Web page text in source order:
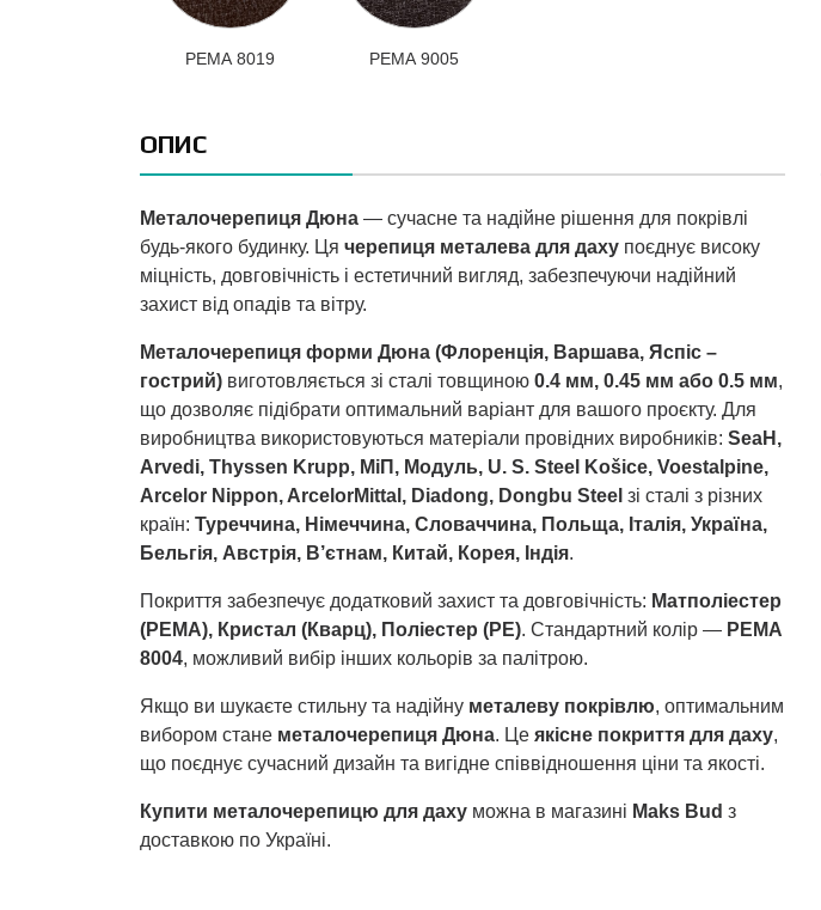
РЕМА 8019 РЕМА 9005
ОПИС
Металочерепиця Дюна — сучасне та надійне рішення для покрівлі
будь-якого будинку. Ця черепиця металевa для даху поєднує високу
міцність, довговічність і естетичний вигляд, забезпечуючи надійний
захист від опадів та вітру.
Металочерепиця форми Дюна (Флоренція, Варшава, Яспіс –
гострий) виготовляється зі сталі товщиною 0.4 мм, 0.45 мм або 0.5 мм,
що дозволяє підібрати оптимальний варіант для вашого проєкту. Для
виробництва використовуються матеріали провідних виробників: SeaH,
Arvedi, Thyssen Krupp, МіП, Модуль, U. S. Steel Košice, Voestalpine,
Arcelor Nippon, ArcelorMittal, Diadong, Dongbu Steel зі сталі з різних
країн: Туреччина, Німеччина, Словаччина, Польща, Італія, Україна,
Бельгія, Австрія, В’єтнам, Китай, Корея, Індія.
Покриття забезпечує додатковий захист та довговічність: Матполіестер
(PEMA), Кристал (Кварц), Поліестер (PE). Стандартний колір — PEMA
8004, можливий вибір інших кольорів за палітрою.
Якщо ви шукаєте стильну та надійну металеву покрівлю, оптимальним
вибором стане металочерепиця Дюна. Це якісне покриття для даху,
що поєднує сучасний дизайн та вигідне співвідношення ціни та якості.
Купити металочерепицю для даху можна в магазині Maks Bud з
доставкою по Україні.